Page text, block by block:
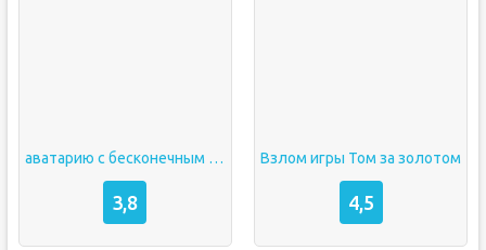
аватарию с бесконечным золотом
3,8
Взлом игры Том за золотом
4,5